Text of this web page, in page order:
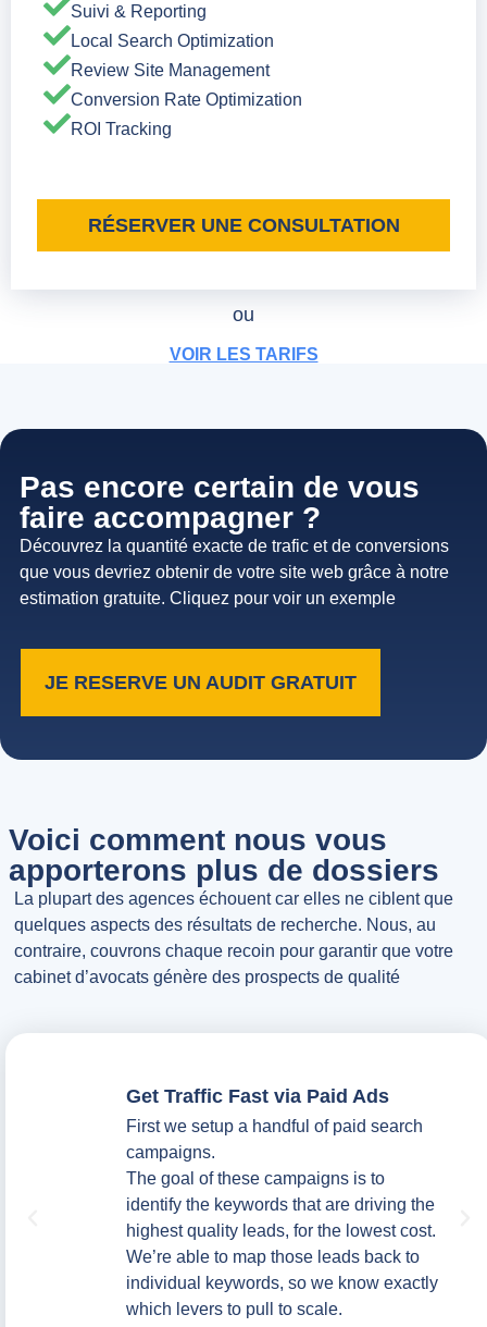
Suivi & Reporting
Local Search Optimization
Review Site Management
Conversion Rate Optimization
ROI Tracking
RÉSERVER UNE CONSULTATION
ou
VOIR LES TARIFS
Pas encore certain de vous
faire accompagner ?
Découvrez la quantité exacte de trafic et de conversions
que vous devriez obtenir de votre site web grâce à notre
estimation gratuite. Cliquez pour voir un exemple
JE RESERVE UN AUDIT GRATUIT
Voici comment nous vous
apporterons plus de dossiers
La plupart des agences échouent car elles ne ciblent que
quelques aspects des résultats de recherche. Nous, au
contraire, couvrons chaque recoin pour garantir que votre
cabinet d’avocats génère des prospects de qualité
Get Traffic Fast via Paid Ads
First we setup a handful of paid search
campaigns.
The goal of these campaigns is to
identify the keywords that are driving the
highest quality leads, for the lowest cost.
We’re able to map those leads back to
individual keywords, so we know exactly
which levers to pull to scale.